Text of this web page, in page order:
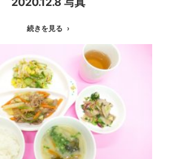
続きを見る